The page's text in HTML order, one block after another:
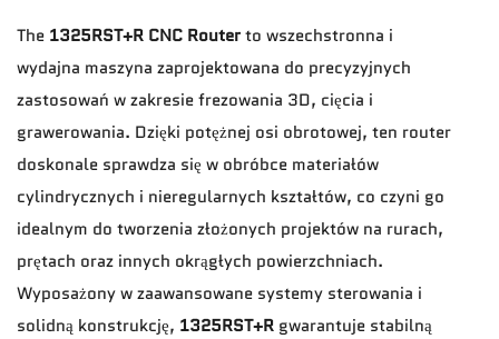
The 1325RST+R CNC Routerto wszechstronna i
wydajna maszyna zaprojektowana do precyzyjnych
zastosowań w zakresie frezowania 3D, cięcia i
grawerowania. Dzięki potężnej osi obrotowej, ten router
doskonale sprawdza się w obróbce materiałów
cylindrycznych i nieregularnych kształtów, co czyni go
idealnym do tworzenia złożonych projektów na rurach,
prętach oraz innych okrągłych powierzchniach.
Wyposażony w zaawansowane systemy sterowania i
solidną konstrukcję, 1325RST+R gwarantuje stabilną